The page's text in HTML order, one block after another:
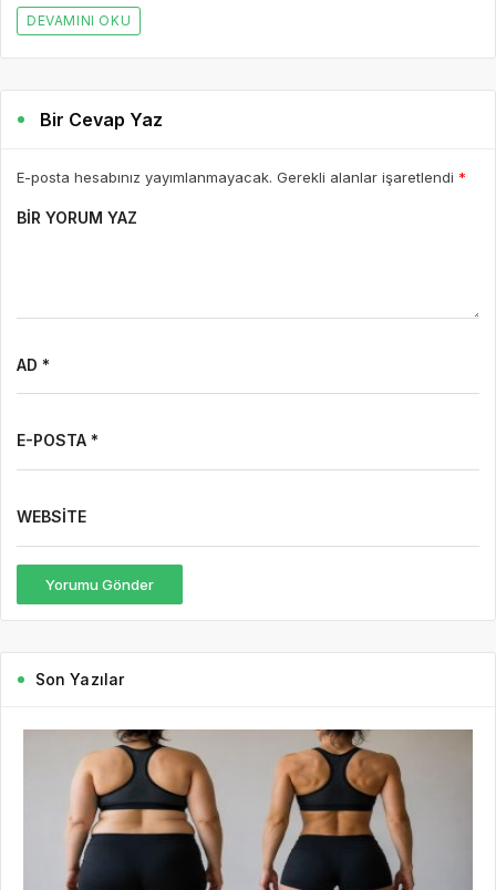
DEVAMINI OKU
Bir Cevap Yaz
E-posta hesabınız yayımlanmayacak. Gerekli alanlar işaretlendi *
BIR YORUM YAZ
AD *
E-POSTA *
WEBSITE
Yorumu Gönder
Son Yazılar